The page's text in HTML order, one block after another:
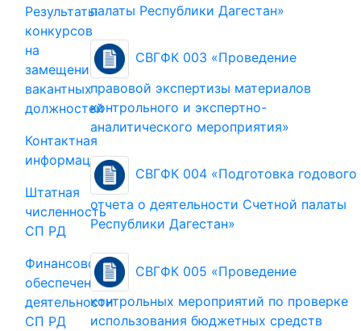
Результаты
конкурсов
на
замещение
вакантных
должностей
Контактная
информация
Штатная
численность
СП РД
Финансовое
обеспечение
деятельности
СП РД
палаты Республики Дагестан»
СВГФК 003 «Проведение
правовой экспертизы материалов
контрольного и экспертно-
аналитического мероприятия»
СВГФК 004 «Подготовка годового
отчета о деятельности Счетной палаты
Республики Дагестан»
СВГФК 005 «Проведение
контрольных мероприятий по проверке
использования бюджетных средств